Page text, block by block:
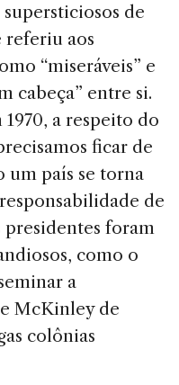
de
referiu aos
“miseráveis” e
cabeça” entre si.
1970, a respeito do
ficar de
um país se torna
de
presidentes foram
como o
a
McKinley de
colônias